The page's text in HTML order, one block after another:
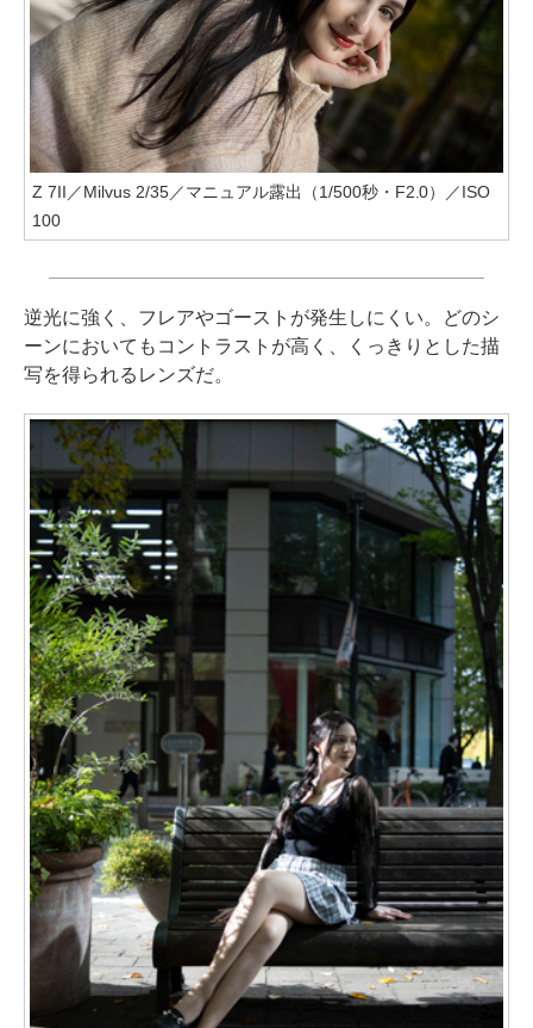
Z 7II／Milvus 2/35／マニュアル露出（1/500秒・F2.0）／ISO
100
逆光に強く、フレアやゴーストが発生しにくい。どのシ
ーンにおいてもコントラストが高く、くっきりとした描
写を得られるレンズだ。